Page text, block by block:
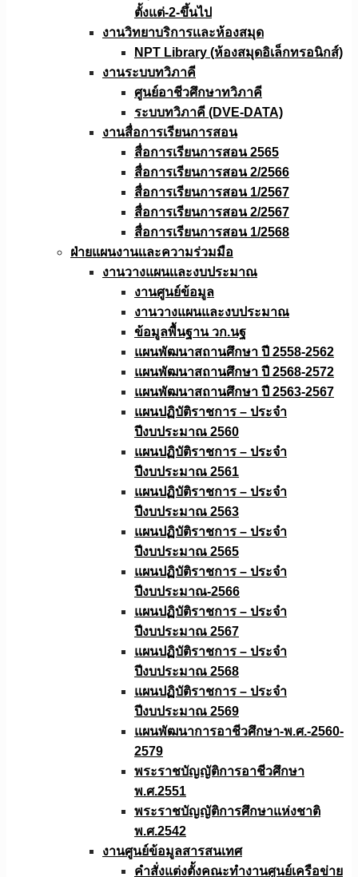
ตั้งแต่-2-ขึ้นไป
งานวิทยาบริการเเละห้องสมุด
NPT Library (ห้องสมุดอิเล็กทรอนิกส์)
งานระบบทวิภาคี
ศูนย์อาชีวศึกษาทวิภาคี
ระบบทวิภาคี (DVE-DATA)
งานสื่อการเรียนการสอน
สื่อการเรียนการสอน 2565
สื่อการเรียนการสอน 2/2566
สื่อการเรียนการสอน 1/2567
สื่อการเรียนการสอน 2/2567
สื่อการเรียนการสอน 1/2568
ฝ่ายแผนงานเเละความร่วมมือ
งานวางแผนเเละงบประมาณ
งานศูนย์ข้อมูล
งานวางแผนและงบประมาณ
ข้อมูลพื้นฐาน วก.นฐ
แผนพัฒนาสถานศึกษา ปี 2558-2562
แผนพัฒนาสถานศึกษา ปี 2568-2572
แผนพัฒนาสถานศึกษา ปี 2563-2567
แผนปฏิบัติราชการ – ประจำ
ปีงบประมาณ 2560
แผนปฏิบัติราชการ – ประจำ
ปีงบประมาณ 2561
แผนปฏิบัติราชการ – ประจำ
ปีงบประมาณ 2563
แผนปฏิบัติราชการ – ประจำ
ปีงบประมาณ 2565
แผนปฏิบัติราชการ – ประจำ
ปีงบประมาณ-2566
แผนปฏิบัติราชการ – ประจำ
ปีงบประมาณ 2567
แผนปฏิบัติราชการ – ประจำ
ปีงบประมาณ 2568
แผนปฏิบัติราชการ – ประจำ
ปีงบประมาณ 2569
แผนพัฒนาการอาชีวศึกษา-พ.ศ.-2560-
2579
พระราชบัญญัติการอาชีวศึกษา
พ.ศ.2551
พระราชบัญญัติการศึกษาแห่งชาติ
พ.ศ.2542
งานศูนย์ข้อมูลสารสนเทศ
คำสั่งแต่งตั้งคณะทำงานศูนย์เครือข่าย